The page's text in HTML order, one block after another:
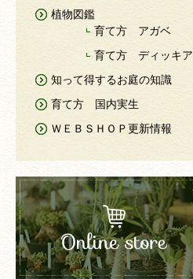
植物図鑑
育て方 アガベ
育て方 ディッキア
知って得するお庭の知識
育て方 国内実生
ＷＥＢＳＨＯＰ更新情報